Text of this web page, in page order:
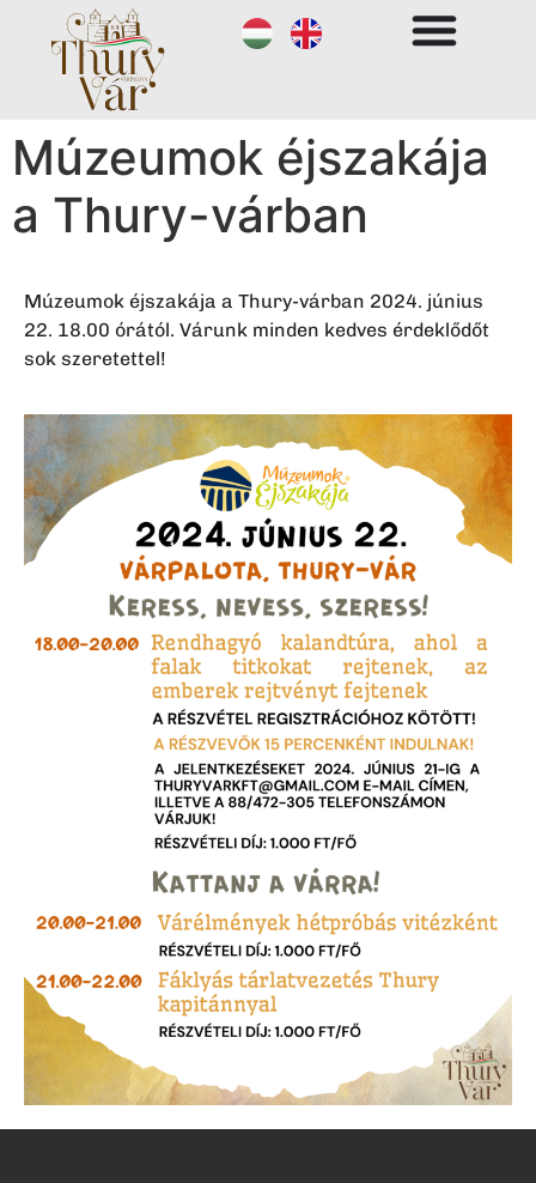
Múzeumok éjszakája
a Thury-várban
Múzeumok éjszakája a Thury-várban 2024. június
22. 18.00 órától. Várunk minden kedves érdeklődőt
sok szeretettel!